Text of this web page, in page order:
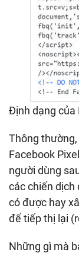
Định dạng của
Thông
Facebook
người dùng
các chiến dịch
có được hay
để tiếp thị lại
Những gì mà